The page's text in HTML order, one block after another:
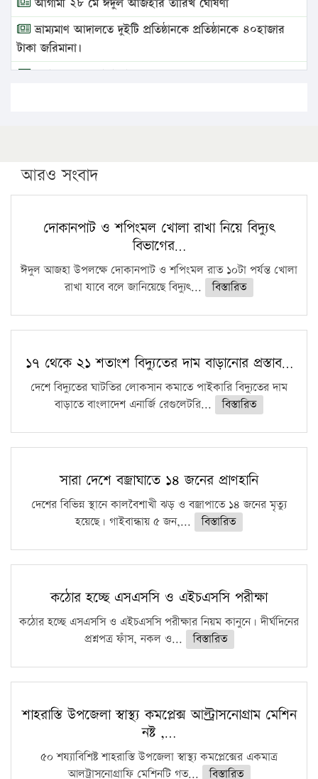
ভ্রাম্যমাণ আদালতে দুইটি প্রতিষ্ঠানকে প্রতিষ্ঠানকে ৪০হাজার
টাকা জরিমানা।
এবার লঞ্চের ভাড়া বাড়ল
পিএইচডি করছেন কুয়েটের কৃতি…
সারা দেশে বজ্রাঘাতে ১৪ জনের প্রাণহানি
কঠোর হচ্ছে এসএসসি ও এইচএসসি পরীক্ষা
ফরিদগঞ্জে আগুনে পুড়লো ৬ ব্যবসা প্রতিষ্ঠান
আরও সংবাদ
দোকানপাট ও শপিংমল খোলা রাখা নিয়ে বিদ্যুৎ
বিভাগের…
ঈদুল আজহা উপলক্ষে দোকানপাট ও শপিংমল রাত ১০টা পর্যন্ত খোলা
রাখা যাবে বলে জানিয়েছে বিদ্যুৎ...
বিস্তারিত
১৭ থেকে ২১ শতাংশ বিদ্যুতের দাম বাড়ানোর প্রস্তাব…
দেশে বিদ্যুতের ঘাটতির লোকসান কমাতে পাইকারি বিদ্যুতের দাম
বাড়াতে বাংলাদেশ এনার্জি রেগুলেটরি...
বিস্তারিত
সারা দেশে বজ্রাঘাতে ১৪ জনের প্রাণহানি
দেশের বিভিন্ন স্থানে কালবৈশাখী ঝড় ও বজ্রাপাতে ১৪ জনের মৃত্যু
হয়েছে। গাইবান্ধায় ৫ জন,...
বিস্তারিত
কঠোর হচ্ছে এসএসসি ও এইচএসসি পরীক্ষা
কঠোর হচ্ছে এসএসসি ও এইচএসসি পরীক্ষার নিয়ম কানুনে। দীর্ঘদিনের
প্রশ্নপত্র ফাঁস, নকল ও...
বিস্তারিত
শাহরাস্তি উপজেলা স্বাস্থ্য কমপ্লেক্স আল্ট্রাসনোগ্রাম মেশিন
নষ্ট ,…
৫০ শয্যাবিশিষ্ট শাহরাস্তি উপজেলা স্বাস্থ্য কমপ্লেক্সের একমাত্র
আলট্রাসনোগ্রাফি মেশিনটি গত...
বিস্তারিত